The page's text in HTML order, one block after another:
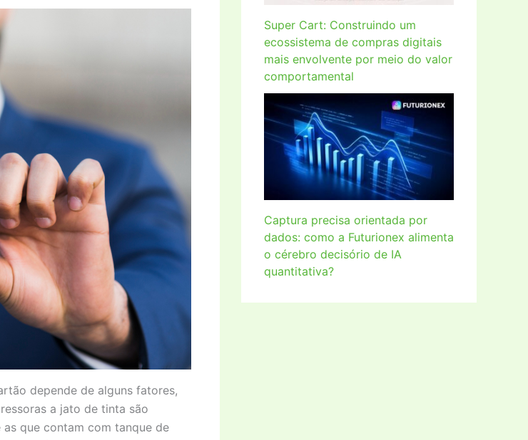
depende de alguns fatores,
a jato de tinta são
que contam com tanque de
Super Cart: Construindo um
ecossistema de compras digitais
mais envolvente por meio do valor
comportamental
Captura precisa orientada por
dados: como a Futurionex alimenta
o cérebro decisório de IA
quantitativa?